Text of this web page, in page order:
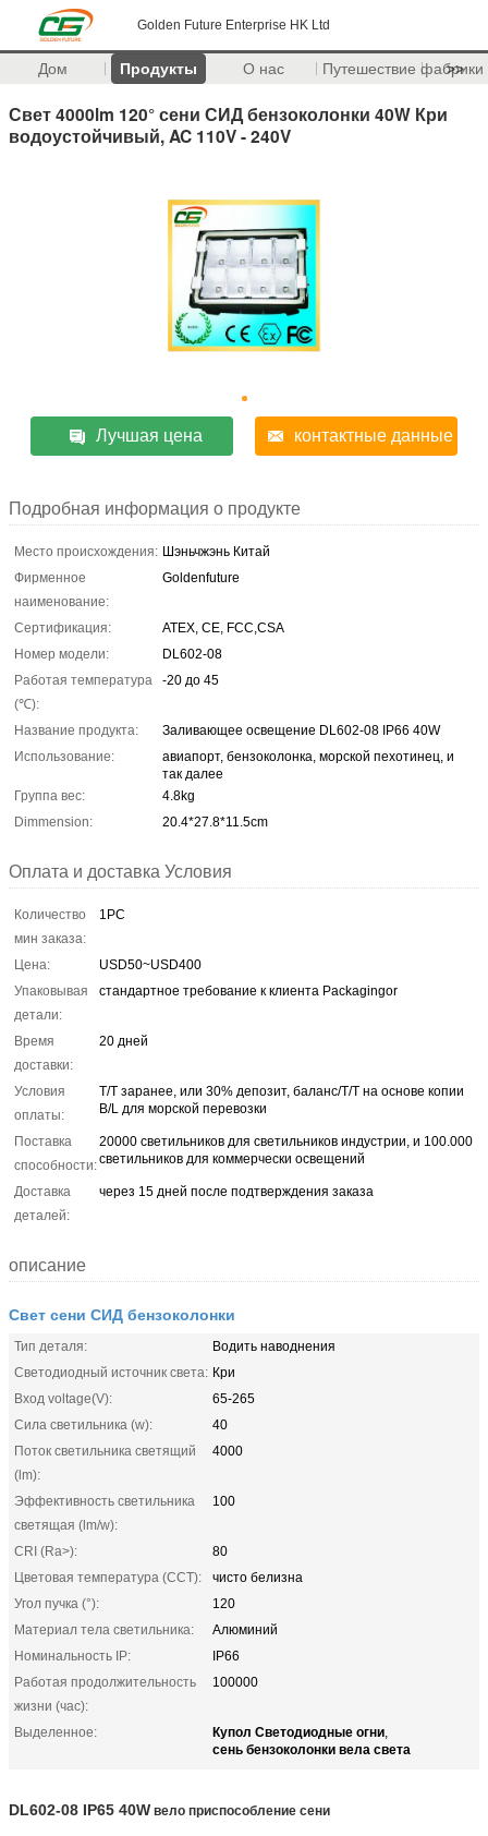
Golden Future Enterprise HK Ltd
Дом Продукты О нас Путешествие фабрики
>>
Свет 4000lm 120° сени СИД бензоколонки 40W Кри
водоустойчивый, AC 110V - 240V
Лучшая цена контактные данные
Подробная информация о продукте
Место происхождения: Шэньчжэнь Китай
Фирменное
наименование:
Goldenfuture
Сертификация:
ATEX, CE, FCC,CSA
Номер модели:
DL602-08
Работая температура
(℃):
-20 до 45
Название продукта:
Заливающее освещение DL602-08 IP66 40W
Использование:
авиапорт, бензоколонка, морской пехотинец, и
так далее
Группа вес:
4.8kg
Dimmension:
20.4*27.8*11.5cm
Оплата и доставка Условия
Количество
мин заказа:
1PC
Цена:
USD50~USD400
Упаковывая
детали:
стандартное требование к клиента Packagingor
Время
доставки:
20 дней
Условия
оплаты:
T/T заранее, или 30% депозит, баланс/T/T на основе копии
B/L для морской перевозки
Поставка
способности:
20000 светильников для светильников индустрии, и 100.000
светильников для коммерчески освещений
Доставка
деталей:
через 15 дней после подтверждения заказа
описание
Свет сени СИД бензоколонки
Тип деталя:
Водить наводнения
Светодиодный источник света: Кри
Вход voltage(V):
65-265
Сила светильника (w):
40
Поток светильника светящий
(lm):
4000
Эффективность светильника
светящая (lm/w):
100
CRI (Ra>):
80
Цветовая температура (CCT):
чисто белизна
Угол пучка (°):
120
Материал тела светильника:
Алюминий
Номинальность IP:
IP66
Работая продолжительность
жизни (час):
100000
Выделенное: Купол Светодиодные огни,
сень бензоколонки вела света
DL602-08 IP65 40W вело приспособление сени